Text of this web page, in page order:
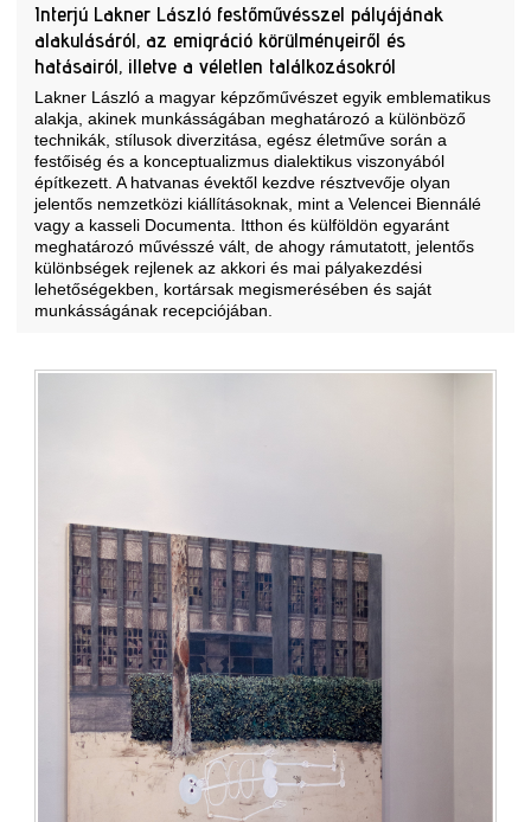
Interjú Lakner László festőművésszel pályájának
alakulásáról, az emigráció körülményeiről és
hatásairól, illetve a véletlen találkozásokról
Lakner László a magyar képzőművészet egyik emblematikus
alakja, akinek munkásságában meghatározó a különböző
technikák, stílusok diverzitása, egész életműve során a
festőiség és a konceptualizmus dialektikus viszonyából
építkezett. A hatvanas évektől kezdve résztvevője olyan
jelentős nemzetközi kiállításoknak, mint a Velencei Biennálé
vagy a kasseli Documenta. Itthon és külföldön egyaránt
meghatározó művésszé vált, de ahogy rámutatott, jelentős
különbségek rejlenek az akkori és mai pályakezdési
lehetőségekben, kortársak megismerésében és saját
munkásságának recepciójában.